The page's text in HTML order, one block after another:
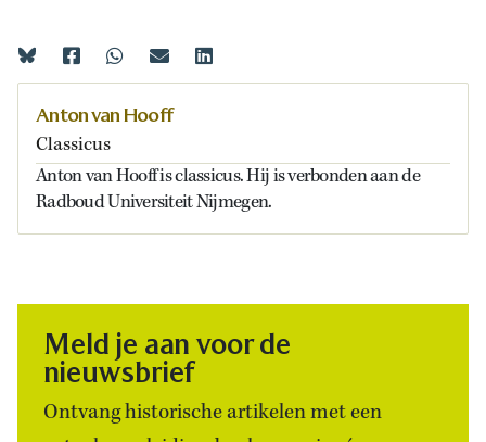
Anton van Hooff
Classicus
Anton van Hooff is classicus. Hij is verbonden aan de
Radboud Universiteit Nijmegen.
Meld je aan voor de
nieuwsbrief
Ontvang historische artikelen met een